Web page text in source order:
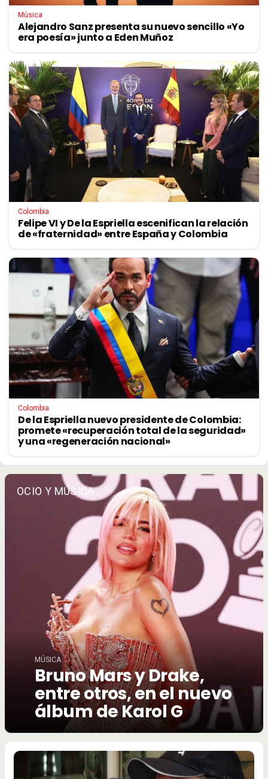
Música
Alejandro Sanz presenta su nuevo sencillo «Yo
era poesía» junto a Eden Muñoz
Colombia
Felipe VI y De la Espriella escenifican la relación
de «fraternidad» entre España y Colombia
Colombia
De la Espriella nuevo presidente de Colombia:
promete «recuperación total de la seguridad»
y una «regeneración nacional»
OCIO Y MÚSICA
MÚSICA
Bruno Mars y Drake,
entre otros, en el nuevo
álbum de Karol G